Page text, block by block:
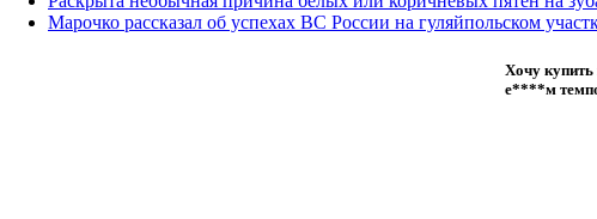
Марочко рассказал об успехах ВС России на гуляйпольском
Хочу купить
е****м